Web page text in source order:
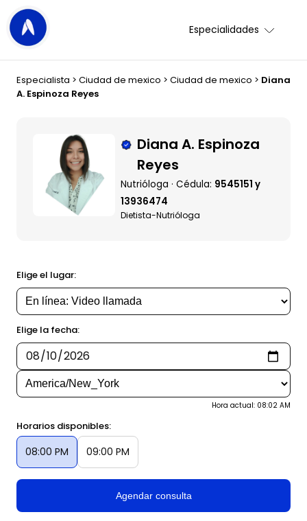
Especialidades
Especialista > Ciudad de mexico > Ciudad de mexico > Diana
A. Espinoza Reyes
Diana A. Espinoza
Reyes
Nutrióloga · Cédula: 9545151 y
13936474
Dietista-Nutrióloga
Elige el lugar:
Elige la fecha:
Hora actual: 08:02 AM
Horarios disponibles:
08:00 PM 09:00 PM
Agendar consulta